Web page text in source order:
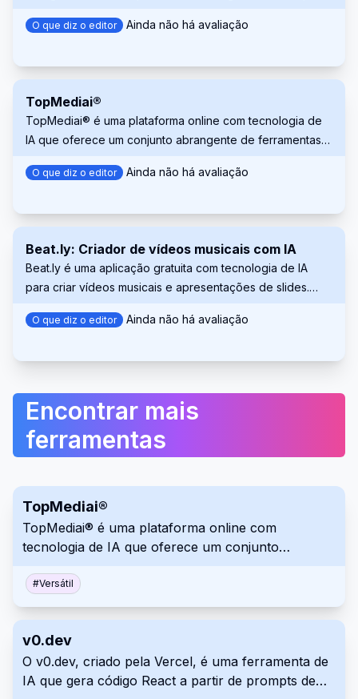
descrições de texto.
O que diz o editor Ainda não há avaliação
TopMediai®
TopMediai® é uma plataforma online com tecnologia de
IA que oferece um conjunto abrangente de ferramentas
de texto em fala, clonagem de voz, geração de música
O que diz o editor Ainda não há avaliação
Beat.ly: Criador de vídeos musicais com IA
Beat.ly é uma aplicação gratuita com tecnologia de IA
para criar vídeos musicais e apresentações de slides.
O que diz o editor Ainda não há avaliação
Encontrar mais
ferramentas
TopMediai®
TopMediai® é uma plataforma online com
tecnologia de IA que oferece um conjunto
foto e vídeo, incluindo conversão de texto em fala,
clonagem de voz, geração de música com IA e
#Versátil
v0.dev
O v0.dev, criado pela Vercel, é uma ferramenta de
IA que gera código React a partir de prompts de